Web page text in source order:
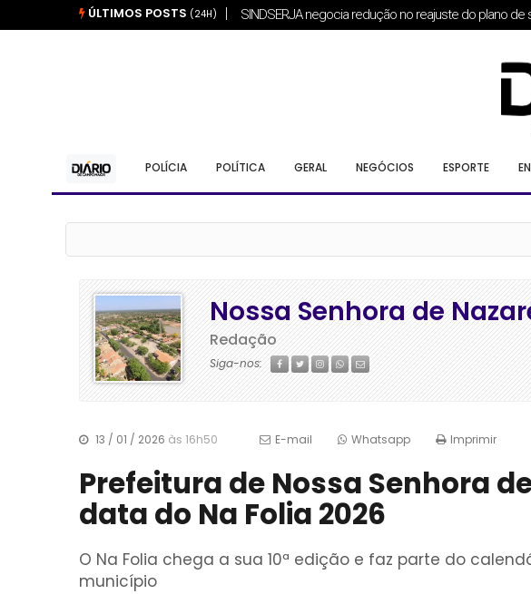
ÚLTIMOS POSTS (24H) Breno Macedo cumpre agenda em Campo Maior e
POLÍCIA POLÍTICA GERAL NEGÓCIOS ESPORTE
Nossa Senhora de
Redação
Siga-nos:
13 / 01 / 2026 às 16h50 E-mail Whatsapp Imprimir
Prefeitura de Nossa Senhora
data do Na Folia 2026
O Na Folia chega a sua 10ª edição e faz parte do
município